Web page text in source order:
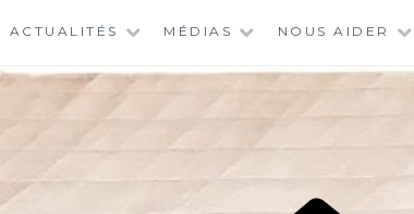
ACTUALITÉS MÉDIAS NOUS AIDER